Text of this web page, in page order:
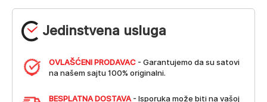
Jedinstvena usluga
OVLAŠĆENI PRODAVAC - Garantujemo da su satovi
na našem sajtu 100% originalni.
BESPLATNA DOSTAVA - Isporuka može biti na vašoj